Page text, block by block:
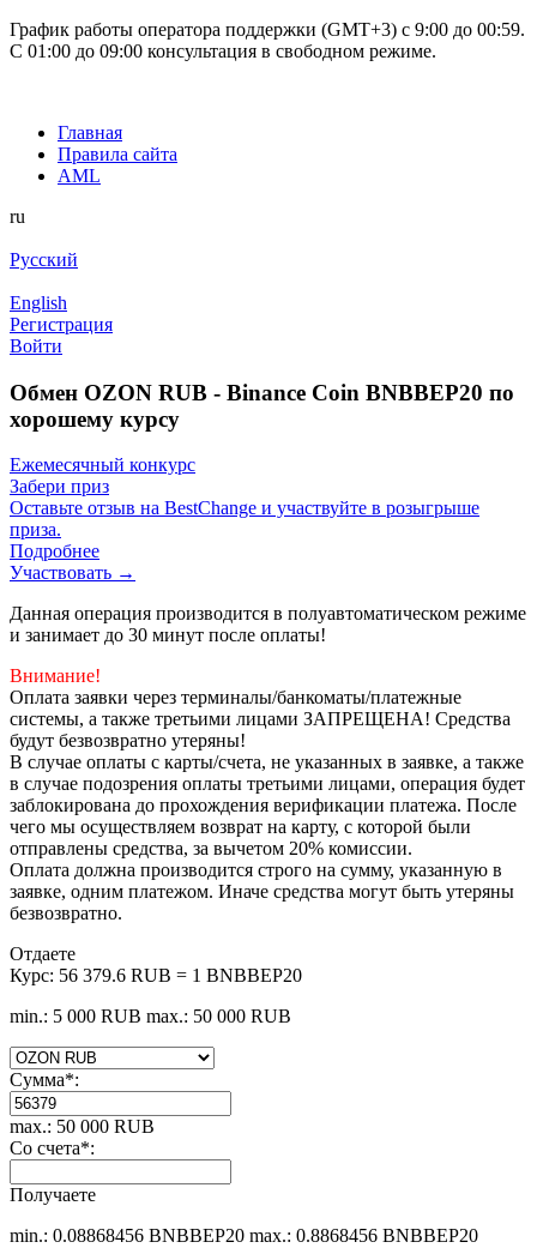
График работы оператора поддержки (GMT+3) c 9:00 до 00:59.
С 01:00 до 09:00 консультация в свободном режиме.
Главная
Правила сайта
AML
ru
Русский
English
Регистрация
Войти
Обмен OZON RUB - Binance Coin BNBBEP20 по
хорошему курсу
Ежемесячный конкурс
Забери приз
Оставьте отзыв на BestChange и участвуйте в розыгрыше
приза.
Подробнее
Участвовать →
Данная операция производится в полуавтоматическом режиме
и занимает до 30 минут после оплаты!
Внимание!
Оплата заявки через терминалы/банкоматы/платежные
системы, а также третьими лицами ЗАПРЕЩЕНА! Средства
будут безвозвратно утеряны!
В случае оплаты с карты/счета, не указанных в заявке, а также
в случае подозрения оплаты третьими лицами, операция будет
заблокирована до прохождения верификации платежа. После
чего мы осуществляем возврат на карту, с которой были
отправлены средства, за вычетом 20% комиссии.
Оплата должна производится строго на сумму, указанную в
заявке, одним платежом. Иначе средства могут быть утеряны
безвозвратно.
Отдаете
Курс: 56 379.6 RUB = 1 BNBBEP20
min.: 5 000 RUB max.: 50 000 RUB
Сумма*:
max.: 50 000 RUB
Со счета*:
Получаете
min.: 0.08868456 BNBBEP20 max.: 0.8868456 BNBBEP20